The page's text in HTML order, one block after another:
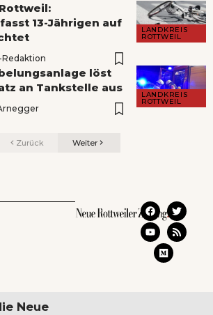
LANDKREIS
ROTTWEIL
13-Jährigen auf
LANDKREIS
ROTTWEIL
löst
an Tankstelle aus
Zurück Weiter
Neue